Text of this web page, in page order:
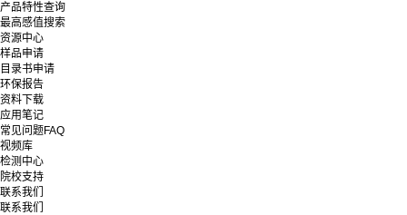
产品特性查询
最高感值搜索
资源中心
样品申请
目录书申请
环保报告
资料下载
应用笔记
常见问题FAQ
视频库
检测中心
院校支持
联系我们
联系我们